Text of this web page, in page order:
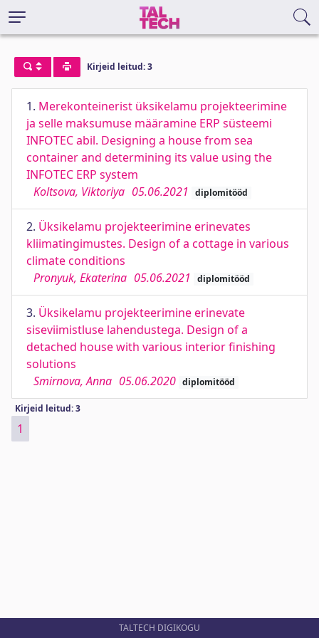
Kirjeid leitud: 3
1. Merekonteinerist üksikelamu projekteerimine
ja selle maksumuse määramine ERP süsteemi
INFOTEC abil. Designing a house from sea
container and determining its value using the
INFOTEC ERP system
Koltsova, Viktoriya 05.06.2021 diplomitööd
2. Üksikelamu projekteerimine erinevates
kliimatingimustes. Design of a cottage in various
climate conditions
Pronyuk, Ekaterina 05.06.2021 diplomitööd
3. Üksikelamu projekteerimine erinevate
siseviimistluse lahendustega. Design of a
detached house with various interior finishing
solutions
Smirnova, Anna 05.06.2020 diplomitööd
Kirjeid leitud: 3
1
TALTECH DIGIKOGU